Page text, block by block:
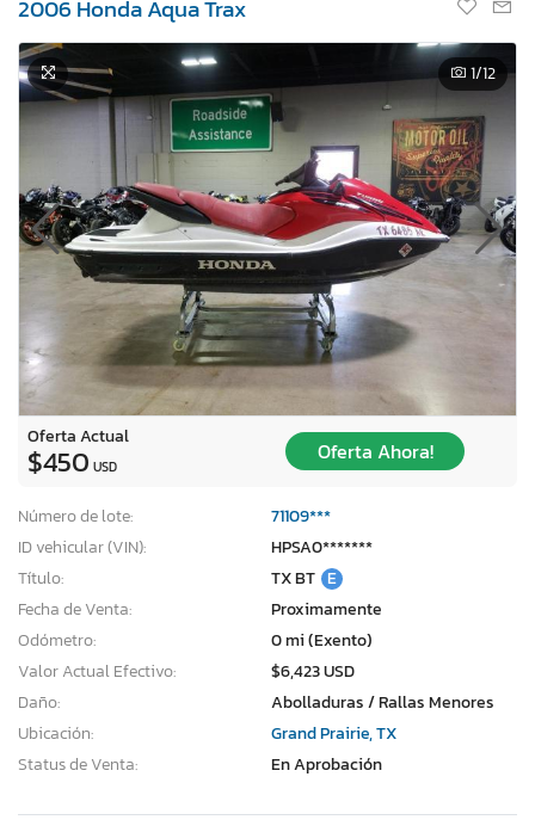
2006 Honda Aqua Trax
1/12
Oferta Actual
$450 USD
Oferta Ahora!
Número de lote:
71109***
ID vehicular (VIN):
HPSA0*******
Título:
TX BT E
Fecha de Venta:
Proximamente
Odómetro:
0 mi (Exento)
Valor Actual Efectivo:
$6,423 USD
Daño:
Abolladuras / Rallas Menores
Ubicación:
Grand Prairie, TX
Status de Venta:
En Aprobación